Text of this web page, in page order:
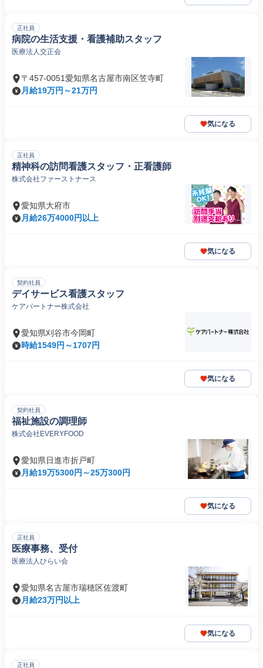
正社員
病院の生活支援・看護補助スタッフ
医療法人交正会
〒457-0051愛知県名古屋市南区笠寺町
月給19万円～21万円
気になる
正社員
精神科の訪問看護スタッフ・正看護師
株式会社ファーストナース
愛知県大府市
月給26万4000円以上
気になる
契約社員
デイサービス看護スタッフ
ケアパートナー株式会社
愛知県刈谷市今岡町
時給1549円～1707円
気になる
契約社員
福祉施設の調理師
株式会社EVERYFOOD
愛知県日進市折戸町
月給19万5300円～25万300円
気になる
正社員
医療事務、受付
医療法人ひらい会
愛知県名古屋市瑞穂区佐渡町
月給23万円以上
気になる
正社員